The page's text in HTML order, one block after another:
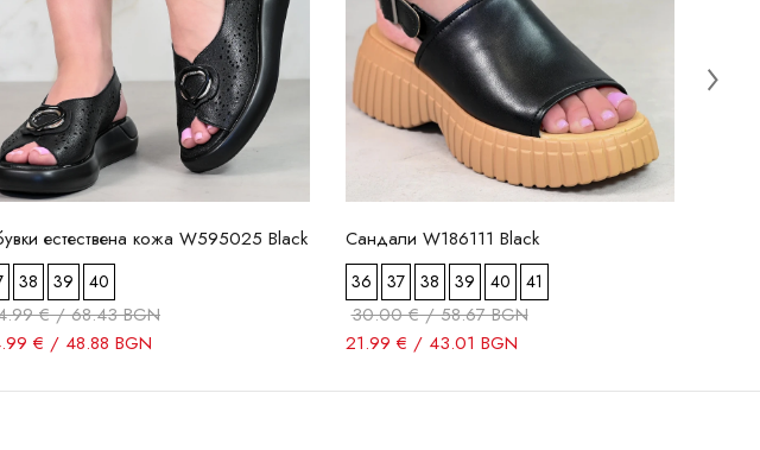
естествена кожа W595025 Black
38 39 40
€ / 68.43 BGN
€ / 48.88 BGN
Сандали W186111 Black
36 37 38 39 40 41
30.00 € / 58.67 BGN
21.99 € / 43.01 BGN